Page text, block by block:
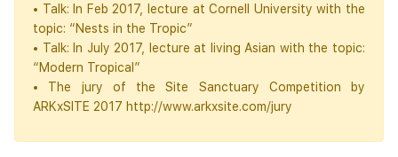
• Talk: In Feb 2017, lecture at Cornell University with the
topic: “Nests in the Tropic”
• Talk: In July 2017, lecture at living Asian with the topic:
“Modern Tropical”
• The jury of the Site Sanctuary Competition by
ARKxSITE 2017 http://www.arkxsite.com/jury